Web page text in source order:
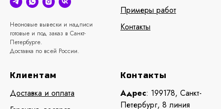
Неоновые вывески и надписи
готовые и под заказ в Санкт-
Петербурге.
Доставка по всей России.
Примеры работ
Контакты
Клиентам
Доставка и оплата
Контакты
Адрес: 199178, Санкт-
Петербург, 8 линия